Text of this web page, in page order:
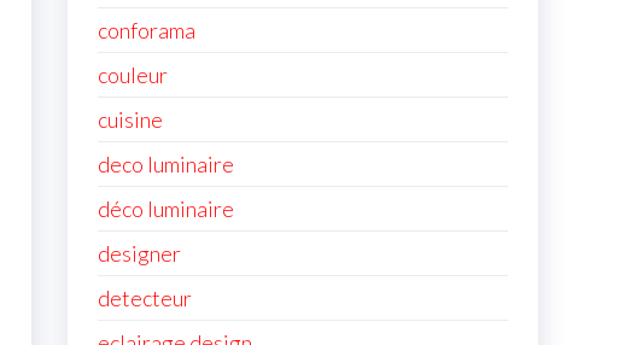
conforama
couleur
cuisine
deco luminaire
déco luminaire
designer
detecteur